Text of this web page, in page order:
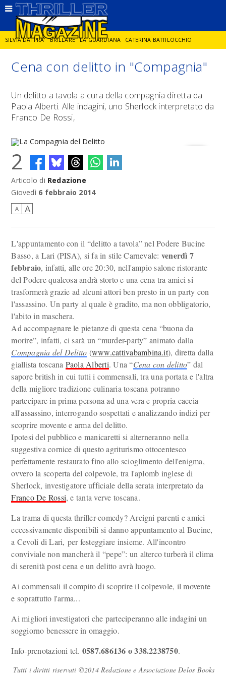
SILVIA DAI PRA' BRILLARE LA GUARDIANA CATERINA BATTILOCCHIO
JORGE DIAZ LA SPIA DELITTO IN CORNICE GIANCARLO DE CATALDO
DIEGO ZANDEL GLI ANNI DI PIETRA
Cena con delitto in "Compagnia"
Un delitto a tavola a cura della compagnia diretta da
Paola Alberti. Alle indagini, uno Sherlock interpretato da
Franco De Rossi,
La Compagnia del Delitto
2
Articolo di Redazione
Giovedì 6 febbraio 2014
A A
L'appuntamento con il “delitto a tavola” nel Podere Bucine
Basso, a Lari (PISA), si fa in stile Carnevale: venerdì 7
febbraio, infatti, alle ore 20:30, nell'ampio salone ristorante
del Podere qualcosa andrà storto e una cena tra amici si
trasformerà grazie ad alcuni attori ben presto in un party con
l'assassino. Un party al quale è gradito, ma non obbligatorio,
l'abito in maschera.
Ad accompagnare le pietanze di questa cena “buona da
morire”, infatti, ci sarà un “murder-party” animato dalla
Compagnia del Delitto (www.cattivabambina.it), diretta dalla
giallista toscana Paola Alberti. Una “Cena con delitto” dal
sapore british in cui tutti i commensali, tra una portata e l'altra
della migliore tradizione culinaria toscana potranno
partecipare in prima persona ad una vera e propria caccia
all'assassino, interrogando sospettati e analizzando indizi per
scoprire movente e arma del delitto.
Ipotesi del pubblico e manicaretti si alterneranno nella
suggestiva cornice di questo agriturismo ottocentesco
perfettamente restaurato fino allo scioglimento dell'enigma,
ovvero la scoperta del colpevole, tra l'aplomb inglese di
Sherlock, investigatore ufficiale della serata interpretato da
Franco De Rossi, e tanta verve toscana.
La trama di questa thriller-comedy? Arcigni parenti e amici
eccessivamente disponibili si danno appuntamento al Bucine,
a Cevoli di Lari, per festeggiare insieme. All'incontro
conviviale non mancherà il “pepe”: un alterco turberà il clima
di serenità post cena e un delitto avrà luogo.
Ai commensali il compito di scoprire il colpevole, il movente
e soprattutto l'arma...
Ai migliori investigatori che parteciperanno alle indagini un
soggiorno benessere in omaggio.
Info-prenotazioni tel. 0587.686136 o 338.2238750.
Tutti i diritti riservati ©2014 Redazione e Associazione Delos Books